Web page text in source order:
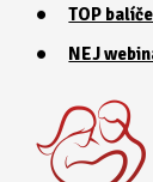
TOP
NEJ